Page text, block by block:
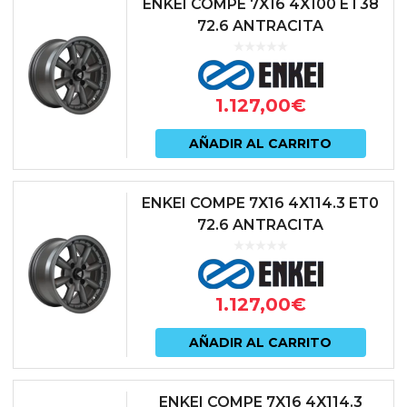
ENKEI COMPE 7X16 4X100 ET38
72.6 ANTRACITA
1.127,00€
AÑADIR AL CARRITO
ENKEI COMPE 7X16 4X114.3 ET0
72.6 ANTRACITA
1.127,00€
AÑADIR AL CARRITO
ENKEI COMPE 7X16 4X114.3